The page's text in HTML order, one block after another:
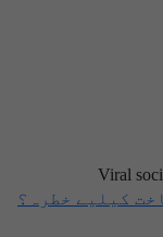
کیلیے خطرہ؟